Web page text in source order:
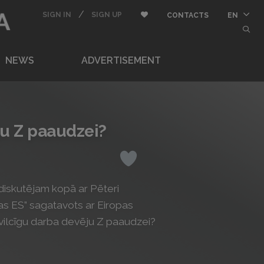
SIGN IN LOGIN
/ SIGN UP REGISTERAdd to Favorite
CONTACTS
EN
NEWS ADVERTISEMENT
Z paaudzei?
Like
kopā ar Pēteri
ES” sagatavots ar Eiropas
darba devēju Z paaudzei?